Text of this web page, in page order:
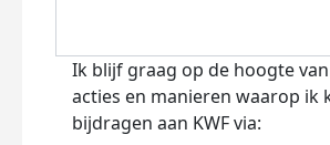
Ik blijf graag op de hoogte
acties en manieren waarop ik
bijdragen aan KWF via: